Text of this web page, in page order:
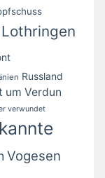
Lothringen
Russland
um Verdun
verwundet
Vogesen